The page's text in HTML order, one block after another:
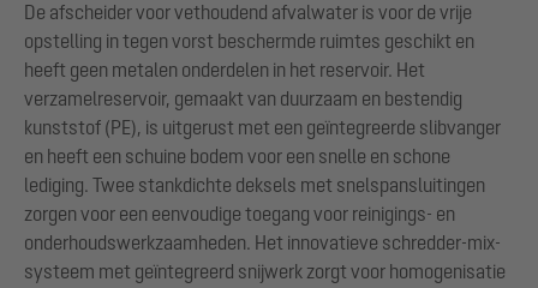
De afscheider voor vethoudend afvalwater is voor de vrije
opstelling in tegen vorst beschermde ruimtes geschikt en
heeft geen metalen onderdelen in het reservoir. Het
verzamelreservoir, gemaakt van duurzaam en bestendig
kunststof (PE), is uitgerust met een geïntegreerde slibvanger
en heeft een schuine bodem voor een snelle en schone
lediging. Twee stankdichte deksels met snelspansluitingen
zorgen voor een eenvoudige toegang voor reinigings- en
onderhoudswerkzaamheden. Het innovatieve schredder-mix-
systeem met geïntegreerd snijwerk zorgt voor homogenisatie